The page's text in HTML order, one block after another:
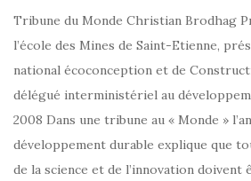
Tribune du Monde Christian Brodhag
l’école des Mines de Saint-Etienne,
national écoconception et de
délégué interministériel au
2008 Dans une tribune au « Monde »
développement durable explique que
de la science et de l’innovation